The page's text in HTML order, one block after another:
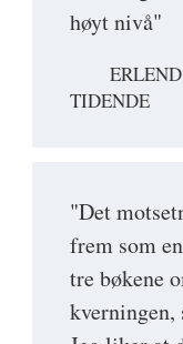
høyt nivå"
TIDENDE
"Det
frem som
tre bøkene
kverningen,